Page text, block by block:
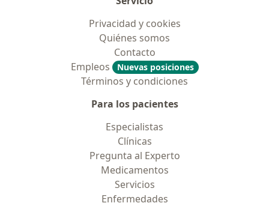
Privacidad y cookies
Quiénes somos
Contacto
Empleos
Nuevas posiciones
Términos y condiciones
Para los pacientes
Especialistas
Clínicas
Pregunta al Experto
Medicamentos
Servicios
Enfermedades